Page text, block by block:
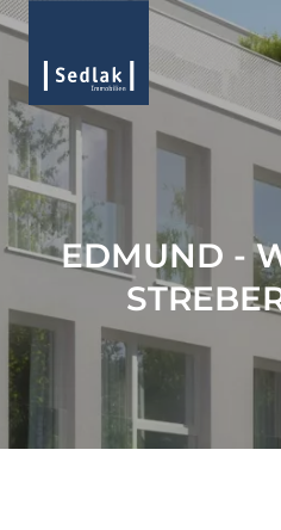
EDMUND -